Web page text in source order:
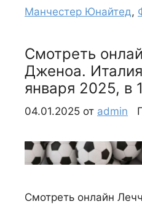
Манчестер Юнайтед,
Смотреть
Дженоа.
января 2025, в
04.01.2025 от admin
Смотреть онлайн